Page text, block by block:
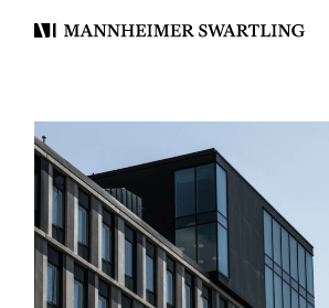
Mannheimer